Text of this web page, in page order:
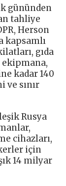
gününden
tahliye
Herson
kapsamlı
gıda
kadar 140
ve sınır
Rusya
cihazları,
için
14 milyar